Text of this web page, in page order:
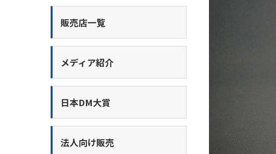
販売店一覧
メディア紹介
日本DM大賞
法人向け販売